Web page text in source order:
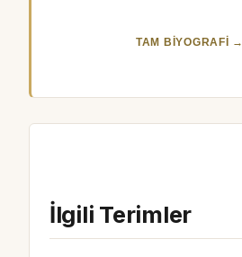
TAM BIYOGRAFI →
İlgili Terimler